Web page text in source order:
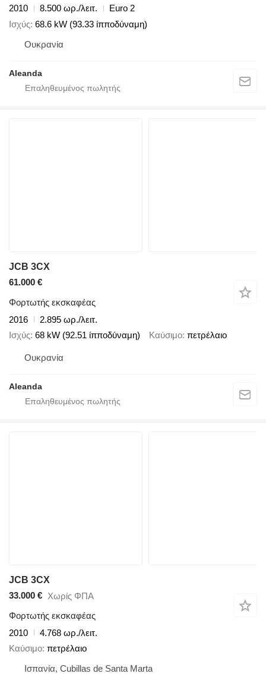
2010
8.500 ωρ./λειτ.
Euro 2
Ισχύς 68.6 kW (93.33 ίπποδύναμη)
Ουκρανία
Aleanda
JCB 3CX
61.000 €
Φορτωτής εκσκαφέας
2016
2.895 ωρ./λειτ.
Ισχύς 68 kW (92.51 ίπποδύναμη) Καύσιμο πετρέλαιο
Ουκρανία
Aleanda
JCB 3CX
33.000 € Χωρίς ΦΠΑ
Φορτωτής εκσκαφέας
2010
4.768 ωρ./λειτ.
Καύσιμο πετρέλαιο
Ισπανία, Cubillas de Santa Marta